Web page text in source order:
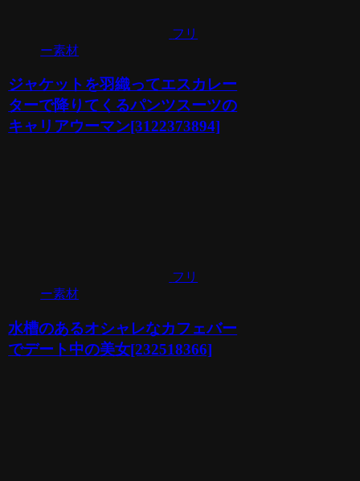
フリ
ー素材
ジャケットを羽織ってエスカレー
ターで降りてくるパンツスーツの
キャリアウーマン[3122373894]
フリ
ー素材
水槽のあるオシャレなカフェバー
でデート中の美女[232518366]